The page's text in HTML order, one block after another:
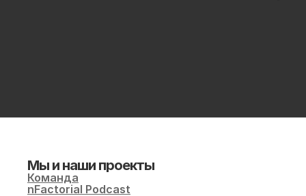
Мы и наши проекты
Команда
nFactorial Podcast